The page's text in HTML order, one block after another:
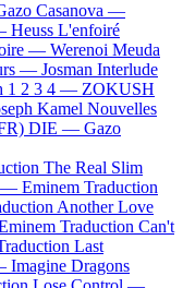
Casanova —
Heuss L'enfoiré
— Werenoi Meuda
— Josman Interlude
1 2 3 4 — ZOKUSH
Kamel Nouvelles
DIE — Gazo
The Real Slim
— Eminem Traduction
Another Love
Traduction Can't
Last
Imagine Dragons